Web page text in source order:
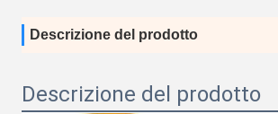
Descrizione del prodotto
Descrizione del prodotto